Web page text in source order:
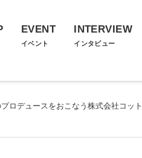
EVENT
イベント
INTERVIEW
インタビュー
ロデュースをおこなう株式会社コッ